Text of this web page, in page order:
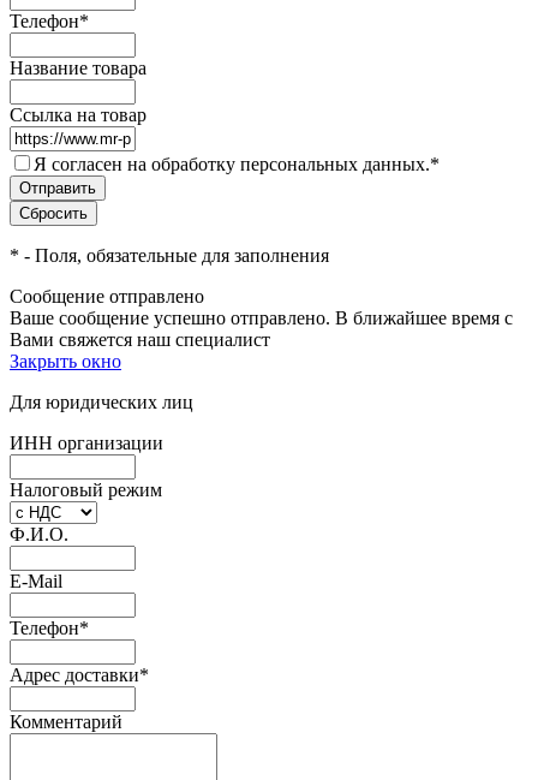
Телефон*
Название товара
Ссылка на товар
Я согласен на обработку персональных данных.*
* - Поля, обязательные для заполнения
Сообщение отправлено
Ваше сообщение успешно отправлено. В ближайшее время с
Вами свяжется наш специалист
Закрыть окно
Для юридических лиц
ИНН организации
Налоговый режим
Ф.И.О.
E-Mail
Телефон*
Адрес доставки*
Комментарий